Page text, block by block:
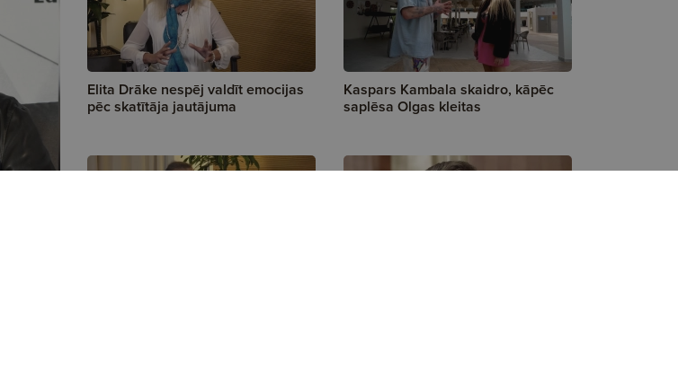
Elita Drāke nespēj valdīt emocijas
pēc skatītāja jautājuma
Kaspars Kambala skaidro, kāpēc
saplēsa Olgas kleitas